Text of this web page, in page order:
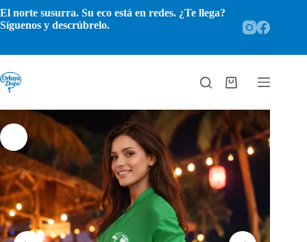
al
contenido
El norte susurra. Su eco está en redes. ¿Te llega?
Síguenos y descrúbrelo.
Carro
compra